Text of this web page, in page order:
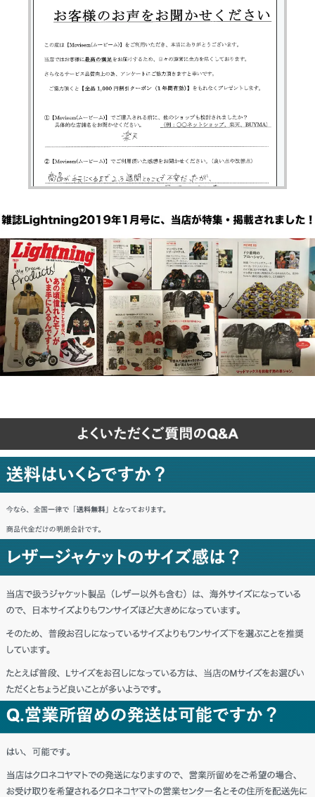
熊本県 H・I様「思ったよりしっかりして
北海道 R・T様「聞いていたとおり、満